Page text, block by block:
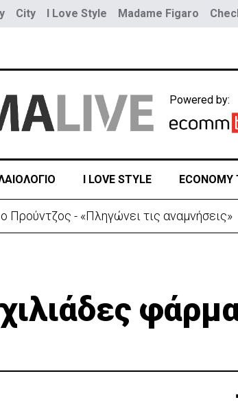
City I Love Style Madame Figaro
Powered by:
I LOVE STYLE ECONOMY
Προύντζος - «Πληγώνει τις αναμνήσεις»